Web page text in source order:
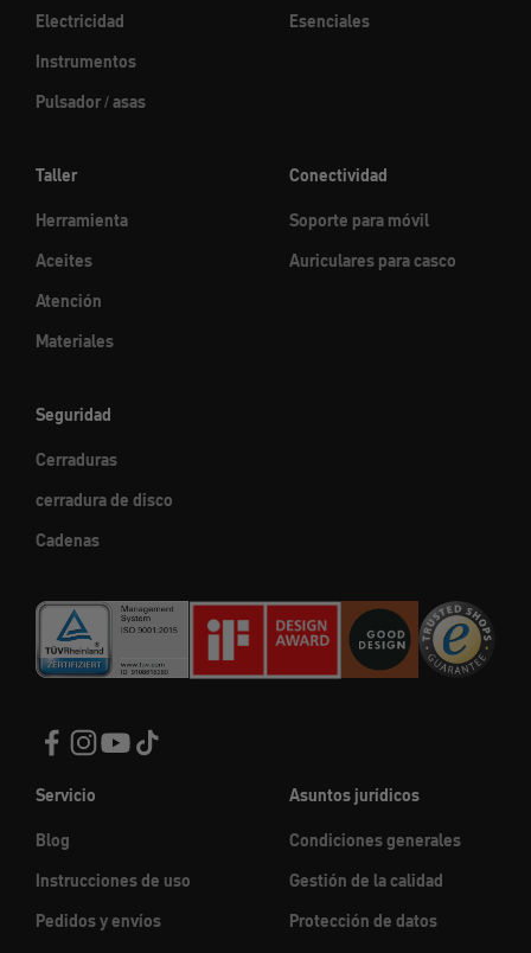
Electricidad
Instrumentos
Pulsador / asas
Esenciales
Taller
Herramienta
Aceites
Atención
Materiales
Conectividad
Soporte para móvil
Auriculares para casco
Seguridad
Cerraduras
cerradura de disco
Cadenas
Servicio
Blog
Instrucciones de uso
Pedidos y envíos
Asuntos jurídicos
Condiciones generales
Gestión de la calidad
Protección de datos